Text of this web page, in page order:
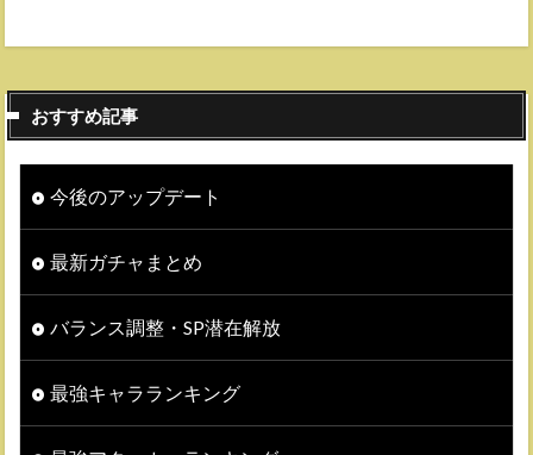
おすすめ記事
今後のアップデート
最新ガチャまとめ
バランス調整・SP潜在解放
最強キャラランキング